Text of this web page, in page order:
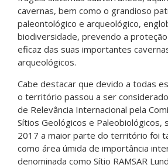
cavernas, bem como o grandioso
paleontológico e arqueológico,
biodiversidade, prevendo a
eficaz das suas importantes
arqueológicos.
Cabe destacar que devido a todas
o território passou a ser
de Relevância Internacional pela
Sítios Geológicos e Paleobiológicos,
2017 a maior parte do território foi
como área úmida de importância
denominada como Sítio RAMSAR